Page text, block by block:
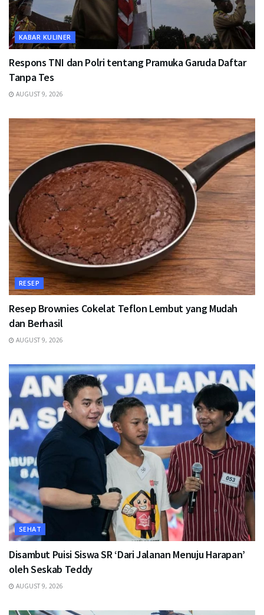
KABAR KULINER
Respons TNI dan Polri tentang Pramuka Garuda Daftar
Tanpa Tes
AUGUST 9, 2026
RESEP
Resep Brownies Cokelat Teflon Lembut yang Mudah
dan Berhasil
AUGUST 9, 2026
SEHAT
Disambut Puisi Siswa SR ‘Dari Jalanan Menuju Harapan’
oleh Seskab Teddy
AUGUST 9, 2026